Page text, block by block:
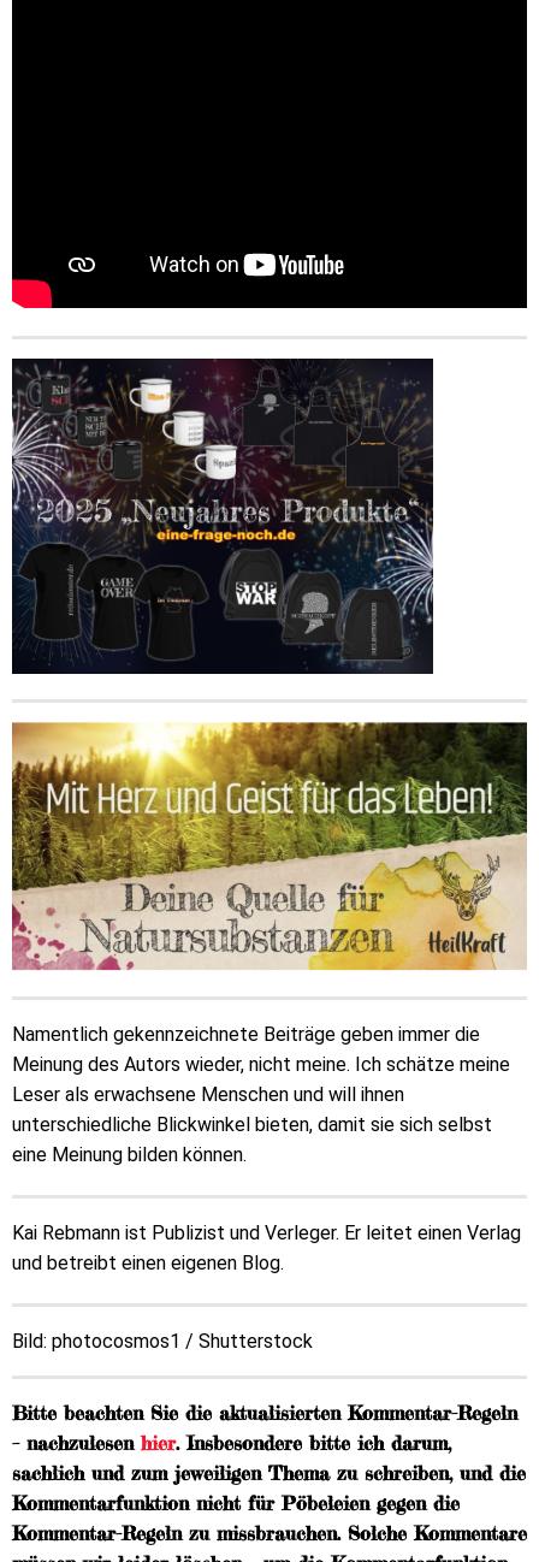
Namentlich gekennzeichnete Beiträge geben immer die
Meinung des Autors wieder, nicht meine. Ich schätze meine
Leser als erwachsene Menschen und will ihnen
unterschiedliche Blickwinkel bieten, damit sie sich selbst
eine Meinung bilden können.
Kai Rebmann ist Publizist und Verleger. Er leitet einen Verlag
und betreibt einen eigenen Blog.
Bild: photocosmos1 / Shutterstock
Bitte beachten Sie die aktualisierten Kommentar-Regeln
– nachzulesenhier. Insbesondere bitte ich darum,
sachlich und zum jeweiligen Thema zu schreiben, und die
Kommentarfunktion nicht für Pöbeleien gegen die
Kommentar-Regeln zu missbrauchen. Solche Kommentare